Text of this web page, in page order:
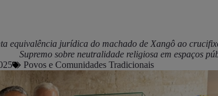
equivalência jurídica do machado de Xangô ao
Supremo sobre neutralidade religiosa em espaços
Povos e Comunidades Tradicionais